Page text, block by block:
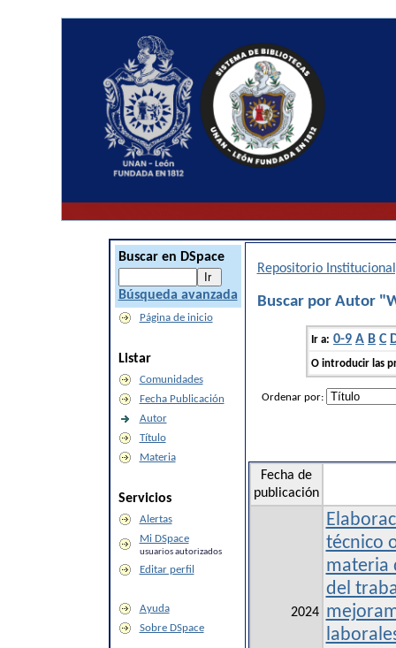
Buscar en DSpace
Búsqueda avanzada
Página de inicio
Listar
Comunidades
Fecha Publicación
Autor
Título
Materia
Servicios
Alertas
Mi DSpace
usuarios autorizados
Editar perfil
Ayuda
Sobre DSpace
Repositorio
Buscar por Autor
Ir a: 0-9 A B C
O introducir las
Ordenar por:
Fecha de
publicación
2024
técnico
materia
del